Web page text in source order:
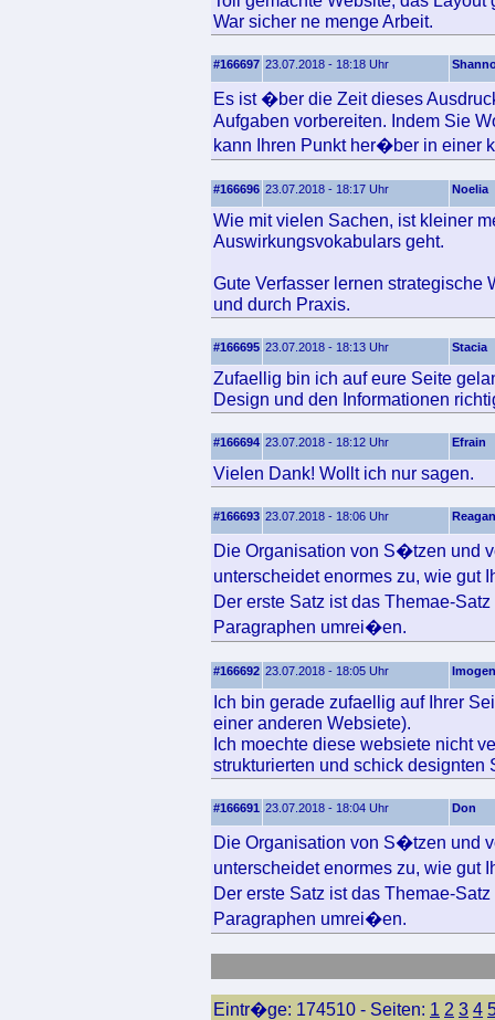
War sicher ne menge Arbeit.
#166697 23.07.2018 - 18:18 Uhr
Es ist �ber die Zeit dieses
Aufgaben vorbereiten. Indem Sie
kann Ihren Punkt her�ber in einer
#166696 23.07.2018 - 18:17 Uhr Noelia
Wie mit vielen Sachen, ist kleiner
Auswirkungsvokabulars geht.
Gute Verfasser lernen strategische
und durch Praxis.
#166695 23.07.2018 - 18:13 Uhr Stacia
Zufaellig bin ich auf eure Seite
Design und den Informationen
#166694 23.07.2018 - 18:12 Uhr Efrain
Vielen Dank! Wollt ich nur sagen.
#166693 23.07.2018 - 18:06 Uhr Reagan
Die Organisation von S�tzen und
unterscheidet enormes zu, wie
Der erste Satz ist das Themae-
Paragraphen umrei�en.
#166692 23.07.2018 - 18:05 Uhr
Ich bin gerade zufaellig auf Ihrer
einer anderen Websiete).
Ich moechte diese websiete nicht
strukturierten und schick designten
#166691 23.07.2018 - 18:04 Uhr Don
Die Organisation von S�tzen und
unterscheidet enormes zu, wie
Der erste Satz ist das Themae-
Paragraphen umrei�en.
Eintr�ge: 174510 - Seiten: 1 2 3 4